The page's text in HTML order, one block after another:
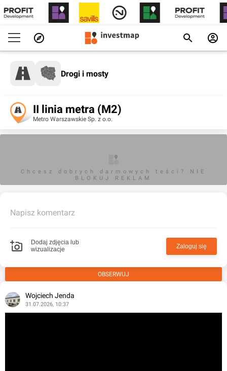
Drogi i mosty
II linia metra (M2)
Metro Warszawskie Sp. z o.o.
Chcesz dobrych darmowych teści? NIE
BLOKUJ REKLAM
Napisz komentarz
Dodaj zdjęcia lub
wizualizacje
Zaloguj się
OBSERWUJ
Wojciech Jenda
31.07.2026, 10:37